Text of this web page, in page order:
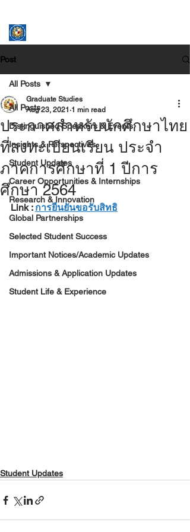
Post
All Posts
Distinguished Speakers & Events
Insights & Perspectives
Student Updates
Career Opportunities & Internships
Research & Innovation
Global Partnerships
Selected Student Success
Important Notices/Academic Updates
Admissions & Application Updates
Student Life & Experience
All Posts
ประกาศสำหรับนักศึกษาไทย
ที่ลงทะเบียนเรียน ประจำ
ภาคการศึกษาที่ 1 ปีการ
ศึกษา 2564
Graduate Studies
Aug 23, 2021 1 min read
Link : การยืนยันขอรับสิทธิ
Student Updates